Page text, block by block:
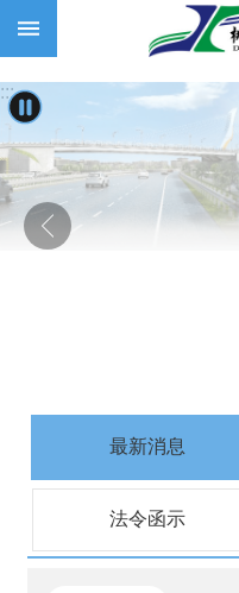
跳到主要內容區塊
:::
最新消息
法令函示